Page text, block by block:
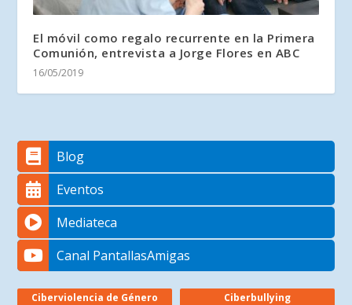
El móvil como regalo recurrente en la Primera
Comunión, entrevista a Jorge Flores en ABC
16/05/2019
Blog
Eventos
Mediateca
Canal PantallasAmigas
Ciberviolencia de Género Ciberbullying